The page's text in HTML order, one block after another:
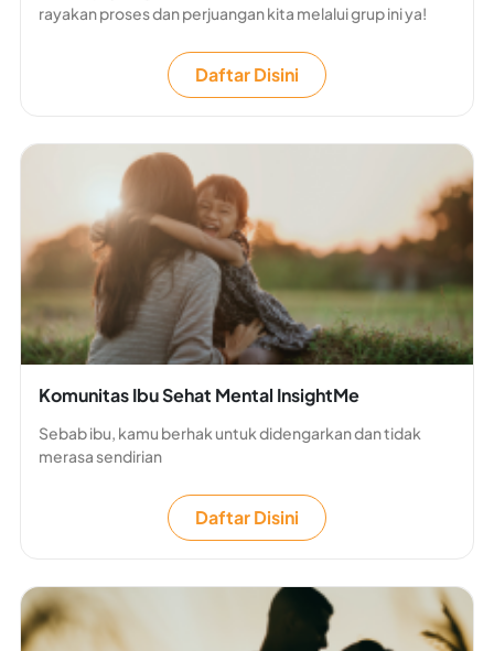
rayakan proses dan perjuangan kita melalui grup ini ya!
Daftar Disini
Komunitas Ibu Sehat Mental InsightMe
Sebab ibu, kamu berhak untuk didengarkan dan tidak
merasa sendirian
Daftar Disini